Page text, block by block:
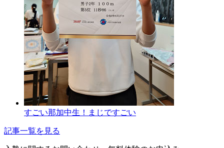
すごい那加中生！まじですごい
記事一覧を見る